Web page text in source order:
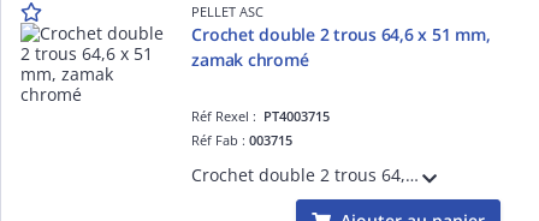
PELLET ASC
Crochet double 2 trous 64,6 x 51 mm,
zamak chromé
Réf Rexel : PT4003715
Réf Fab :003715
Crochet double 2 trous 64,6 x 51 mm, zamak chromé, visserie non fournie.